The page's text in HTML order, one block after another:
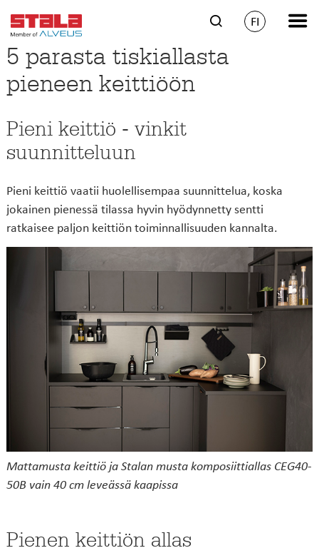
FI
5 parasta tiskiallasta
pieneen keittiöön
Pieni keittiö - vinkit
suunnitteluun
Pieni keittiö vaatii huolellisempaa suunnittelua, koska
jokainen pienessä tilassa hyvin hyödynnetty sentti
ratkaisee paljon keittiön toiminnallisuuden kannalta.
Mattamusta keittiö ja Stalan musta komposiittiallas CEG40-
50B vain 40 cm leveässä kaapissa
Pienen keittiön allas